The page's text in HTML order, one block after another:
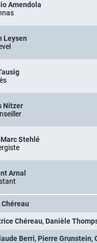
Amendola
Leysen
Nitzer
Stehlé
Arnal
Chéreau, Danièle
Berri, Pierre Grunstein,